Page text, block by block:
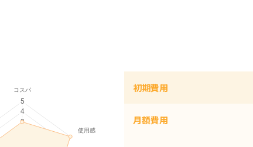
初期費用
月額費用